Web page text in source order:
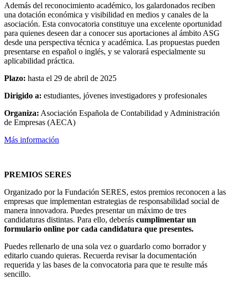
Además del reconocimiento académico, los galardonados reciben
una dotación económica y visibilidad en medios y canales de la
asociación. Esta convocatoria constituye una excelente oportunidad
para quienes deseen dar a conocer sus aportaciones al ámbito ASG
desde una perspectiva técnica y académica. Las propuestas pueden
presentarse en español o inglés, y se valorará especialmente su
aplicabilidad práctica.
Plazo: hasta el 29 de abril de 2025
Dirigido a: estudiantes, jóvenes investigadores y profesionales
Organiza: Asociación Española de Contabilidad y Administración
de Empresas (AECA)
Más información
PREMIOS SERES
Organizado por la Fundación SERES, estos premios reconocen a las
empresas que implementan estrategias de responsabilidad social de
manera innovadora. Puedes presentar un máximo de tres
candidaturas distintas. Para ello, deberás cumplimentar un
formulario online por cada candidatura que presentes.
Puedes rellenarlo de una sola vez o guardarlo como borrador y
editarlo cuando quieras. Recuerda revisar la documentación
requerida y las bases de la convocatoria para que te resulte más
sencillo.